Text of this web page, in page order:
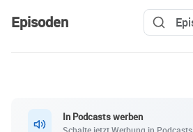
Episoden
In Podcasts werben
Schalte jetzt Werbung in Podcasts.